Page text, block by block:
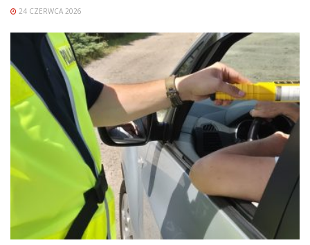
24 CZERWCA 2026